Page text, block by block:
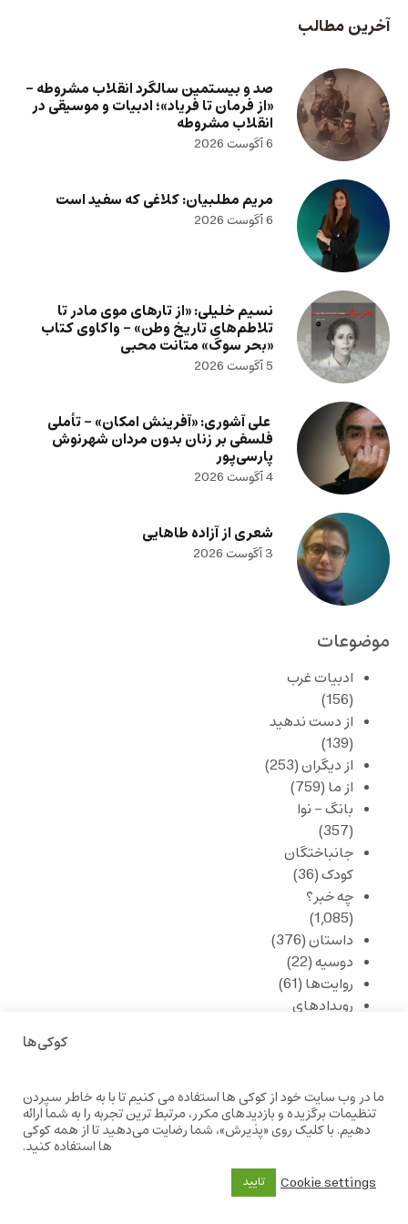
آخرین مطالب
صد و بیستمین سالگرد انقلاب مشروطه –
«از فرمان تا فریاد»؛ ادبیات و موسیقی در
انقلاب مشروطه
6 آگوست 2026
مریم مطلبیان: کلاغی که سفید است
6 آگوست 2026
نسیم خلیلی: «از تارهای موی مادر تا
تلاطم‌های تاریخ وطن» – واکاوی کتاب
«بحر سوگ» متانت محبی
5 آگوست 2026
علی آشوری: «آفرینش امکان» – تأملی
فلسفی بر زنان بدون مردان شهرنوش
پارسی‌پور
4 آگوست 2026
شعری از آزاده طاهایی
3 آگوست 2026
موضوعات
ادبیات غرب
(156)
از دست ندهید
(139)
از دیگران(253)
از ما (759)
بانگ – نوا
(357)
جانباختگان
کودک(36)
چه خبر؟
(1,085)
داستان(376)
دوسیه(22)
روایت‌ها (61)
رویدادهای
شعر و شاعران
(286)
گوشه های بانگ
گویه های بانگ
کوکی‌ها
ما در وب سایت خود از کوکی ها استفاده می کنیم تا با به خاطر سپردن
تنظیمات برگزیده و بازدیدهای مکرر، مرتبط ترین تجربه را به شما ارائه
دهیم. با کلیک روی «پذیرش»، شما رضایت می‌دهید تا از همه کوکی
ها استفاده کنید.
Cookie settings
تایید